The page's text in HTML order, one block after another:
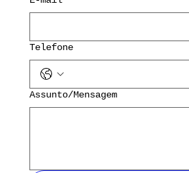
Telefone
Assunto/Mensagem